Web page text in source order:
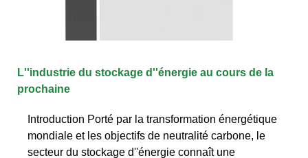
L''industrie du stockage d''énergie au cours de la
prochaine
Introduction Porté par la transformation énergétique
mondiale et les objectifs de neutralité carbone, le
secteur du stockage d''énergie connaît une